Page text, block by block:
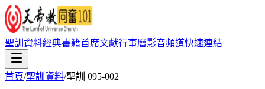
聖訓資料經典書籍首席文獻行事曆影音頻道快速連結
首頁/聖訓資料/聖訓 095-002